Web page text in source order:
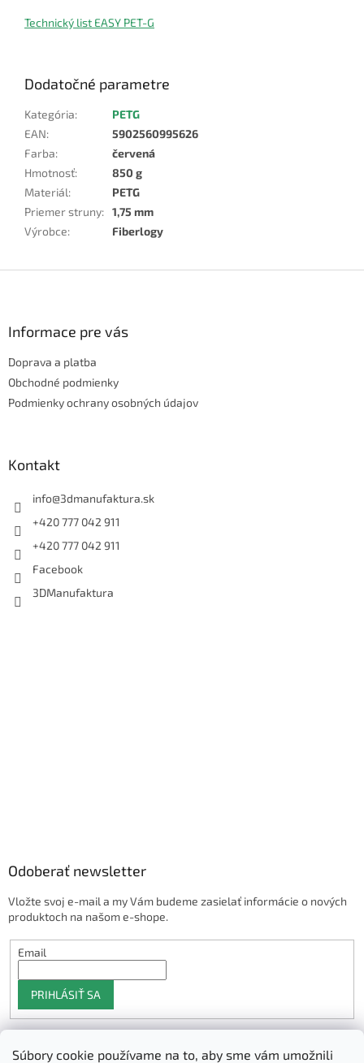
Súbory cookie používame na to, aby sme vám umožnili
Technický list EASY PET-G
Dodatočné parametre
Kategória:
PETG
EAN:
5902560995626
Farba:
červená
Hmotnosť:
850 g
Materiál:
PETG
Priemer struny: 1,75 mm
Výrobce: Fiberlogy
Informace pre vás
Doprava a platba
Obchodné podmienky
Podmienky ochrany osobných údajov
Kontakt
info@3dmanufaktura.sk
+420 777 042 911
+420 777 042 911
Facebook
3DManufaktura
Odoberať newsletter
Vložte svoj e-mail a my Vám budeme zasielať informácie o nových
produktoch na našom e-shope.
Email
PRIHLÁSIŤ SA
Shoptet.sk